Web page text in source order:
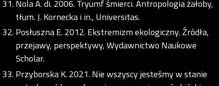
Nola A. di. 2006. Tryumf śmierci. Antropologia żałoby,
tłum. J. Kornecka i in., Universitas.
Posłuszna E. 2012. Ekstremizm ekologiczny. Źródła,
przejawy, perspektywy, Wydawnictwo Naukowe
Scholar.
Przyborska K. 2021. Nie wszyscy jesteśmy w stanie